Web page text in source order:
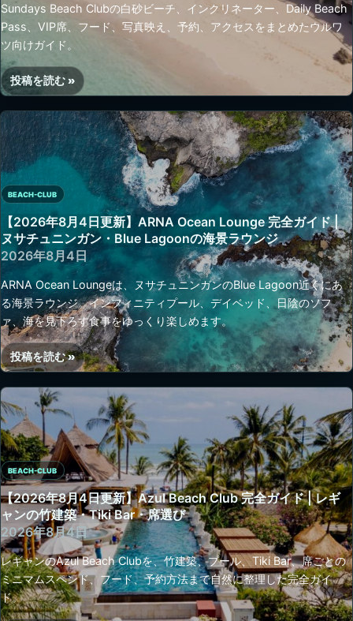
ル・
サ
ン
セ
ッ
ト
シ
ア
タ
ー・
席
選
び
ガ
イ
ド
|
セ
ャ
ッ
ク
の
辺
和
食・
プ
ー
ル・
席
選
び
Sundays Beach Clubの白砂ビーチ、インクリネーター、Daily Beach
Pass、VIP席、フード、写真映え、予約、アクセスをまとめたウルワ
ツ向けガイド。
【2026
8
月
更
新】
Sundays
Beach
Club
完
全
ガ
イ
ド
ル
ワ
ツ
の
白
砂
ビ
ー
チ・
イ
ン
ク
投稿を読む »
BEACH-CLUB
【2026年8月4日更新】ARNA Ocean Lounge 完全ガイド |
ヌサチュニンガン・Blue Lagoonの海景ラウンジ
2026年8月4日
ARNA Ocean Loungeは、ヌサチュニンガンのBlue Lagoon近くにあ
る海景ラウンジ。インフィニティプール、デイベッド、日陰のソフ
ァ、海を見下ろす食事をゆっくり楽しめます。
【2026
8
月
4
日
更
新】
ARNA
Ocean
Lounge
完
全
ガ
イ
投稿を読む »
BEACH-CLUB
【2026年8月4日更新】Azul Beach Club 完全ガイド | レギ
ャンの竹建築・Tiki Bar・席選び
2026年8月4日
レギャンのAzul Beach Clubを、竹建築、プール、Tiki Bar、席ごとの
ミニマムスペンド、フード、予約方法まで自然に整理した完全ガイ
ド。